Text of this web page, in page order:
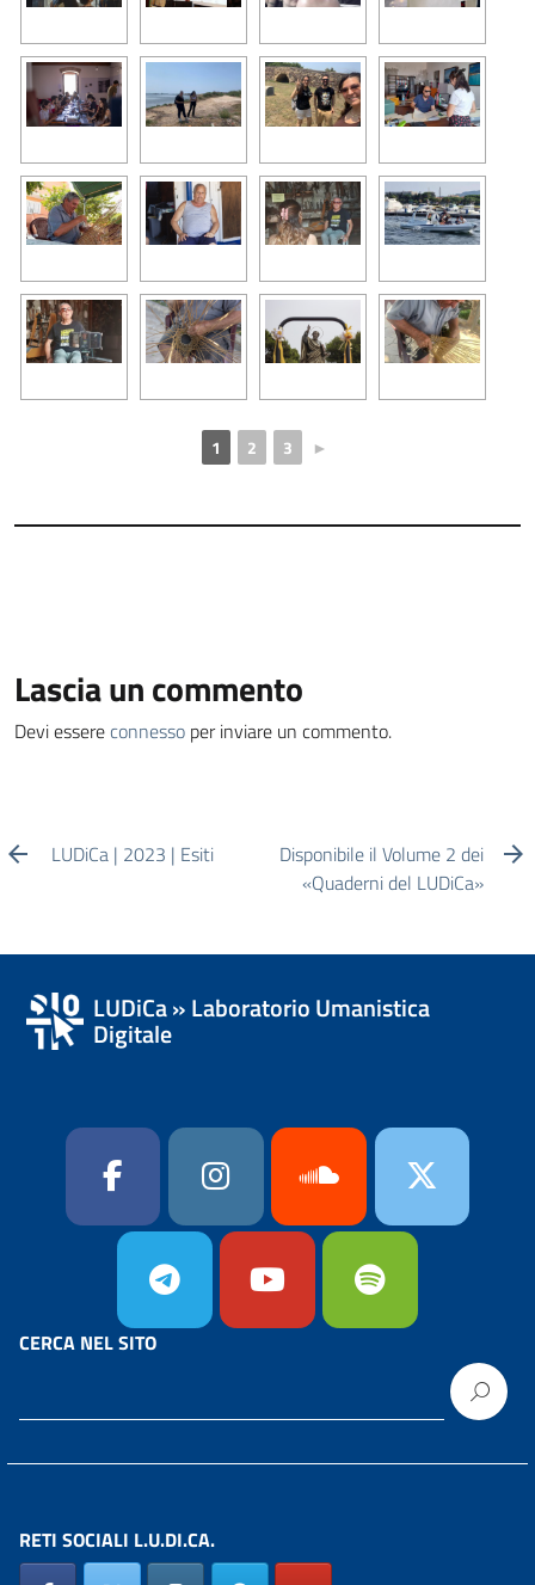
1 2 3 ►
Lascia un commento
Devi essere connesso per inviare un commento.
LUDiCa | 2023 | Esiti
Disponibile il Volume 2 dei
«Quaderni del LUDiCa»
LUDiCa » Laboratorio Umanistica
Digitale
CERCA NEL SITO
RETI SOCIALI L.U.DI.CA.